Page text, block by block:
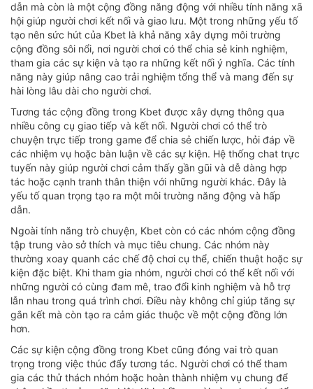
dẫn mà còn là một cộng đồng năng động với nhiều tính năng xã
hội giúp người chơi kết nối và giao lưu. Một trong những yếu tố
tạo nên sức hút của Kbet là khả năng xây dựng môi trường
cộng đồng sôi nổi, nơi người chơi có thể chia sẻ kinh nghiệm,
tham gia các sự kiện và tạo ra những kết nối ý nghĩa. Các tính
năng này giúp nâng cao trải nghiệm tổng thể và mang đến sự
hài lòng lâu dài cho người chơi.
Tương tác cộng đồng trong Kbet được xây dựng thông qua
nhiều công cụ giao tiếp và kết nối. Người chơi có thể trò
chuyện trực tiếp trong game để chia sẻ chiến lược, hỏi đáp về
các nhiệm vụ hoặc bàn luận về các sự kiện. Hệ thống chat trực
tuyến này giúp người chơi cảm thấy gần gũi và dễ dàng hợp
tác hoặc cạnh tranh thân thiện với những người khác. Đây là
yếu tố quan trọng tạo ra một môi trường năng động và hấp
dẫn.
Ngoài tính năng trò chuyện, Kbet còn có các nhóm cộng đồng
tập trung vào sở thích và mục tiêu chung. Các nhóm này
thường xoay quanh các chế độ chơi cụ thể, chiến thuật hoặc sự
kiện đặc biệt. Khi tham gia nhóm, người chơi có thể kết nối với
những người có cùng đam mê, trao đổi kinh nghiệm và hỗ trợ
lẫn nhau trong quá trình chơi. Điều này không chỉ giúp tăng sự
gắn kết mà còn tạo ra cảm giác thuộc về một cộng đồng lớn
hơn.
Các sự kiện cộng đồng trong Kbet cũng đóng vai trò quan
trọng trong việc thúc đẩy tương tác. Người chơi có thể tham
gia các thử thách nhóm hoặc hoàn thành nhiệm vụ chung để